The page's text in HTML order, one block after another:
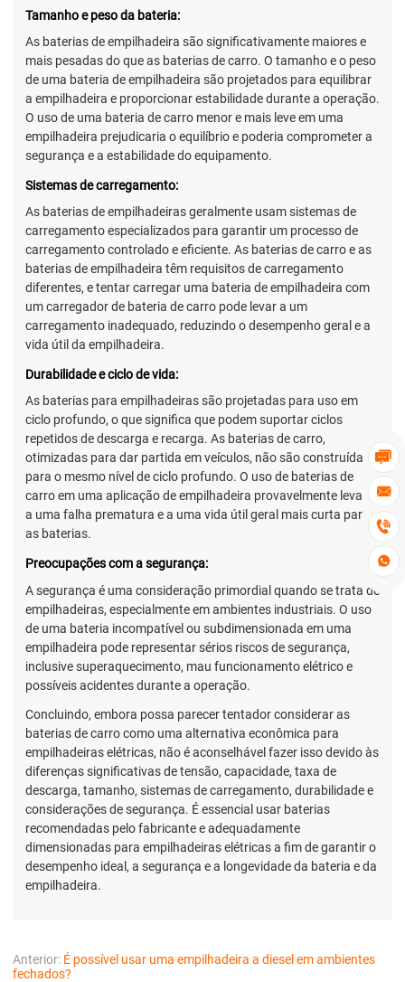




Tamanho e peso da bateria:
As baterias de empilhadeira são significativamente maiores e
mais pesadas do que as baterias de carro. O tamanho e o peso
de uma bateria de empilhadeira são projetados para equilibrar
a empilhadeira e proporcionar estabilidade durante a operação.
O uso de uma bateria de carro menor e mais leve em uma
empilhadeira prejudicaria o equilíbrio e poderia comprometer a
segurança e a estabilidade do equipamento.
Sistemas de carregamento:
As baterias de empilhadeiras geralmente usam sistemas de
carregamento especializados para garantir um processo de
carregamento controlado e eficiente. As baterias de carro e as
baterias de empilhadeira têm requisitos de carregamento
diferentes, e tentar carregar uma bateria de empilhadeira com
um carregador de bateria de carro pode levar a um
carregamento inadequado, reduzindo o desempenho geral e a
vida útil da empilhadeira.
Durabilidade e ciclo de vida:
As baterias para empilhadeiras são projetadas para uso em
ciclo profundo, o que significa que podem suportar ciclos
repetidos de descarga e recarga. As baterias de carro,
otimizadas para dar partida em veículos, não são construídas
para o mesmo nível de ciclo profundo. O uso de baterias de
carro em uma aplicação de empilhadeira provavelmente levaria
a uma falha prematura e a uma vida útil geral mais curta para
as baterias.
Preocupações com a segurança:
A segurança é uma consideração primordial quando se trata de
empilhadeiras, especialmente em ambientes industriais. O uso
de uma bateria incompatível ou subdimensionada em uma
empilhadeira pode representar sérios riscos de segurança,
inclusive superaquecimento, mau funcionamento elétrico e
possíveis acidentes durante a operação.
Concluindo, embora possa parecer tentador considerar as
baterias de carro como uma alternativa econômica para
empilhadeiras elétricas, não é aconselhável fazer isso devido às
diferenças significativas de tensão, capacidade, taxa de
descarga, tamanho, sistemas de carregamento, durabilidade e
considerações de segurança. É essencial usar baterias
recomendadas pelo fabricante e adequadamente
dimensionadas para empilhadeiras elétricas a fim de garantir o
desempenho ideal, a segurança e a longevidade da bateria e da
empilhadeira.
Anterior: É possível usar uma empilhadeira a diesel em ambientes
fechados?